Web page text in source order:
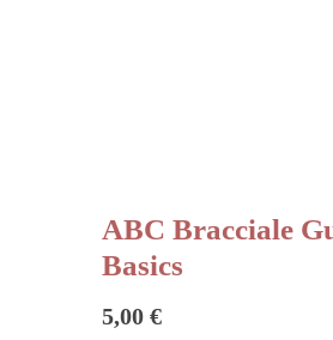
ABC Bracciale
Basics
5,00 €Prezzo